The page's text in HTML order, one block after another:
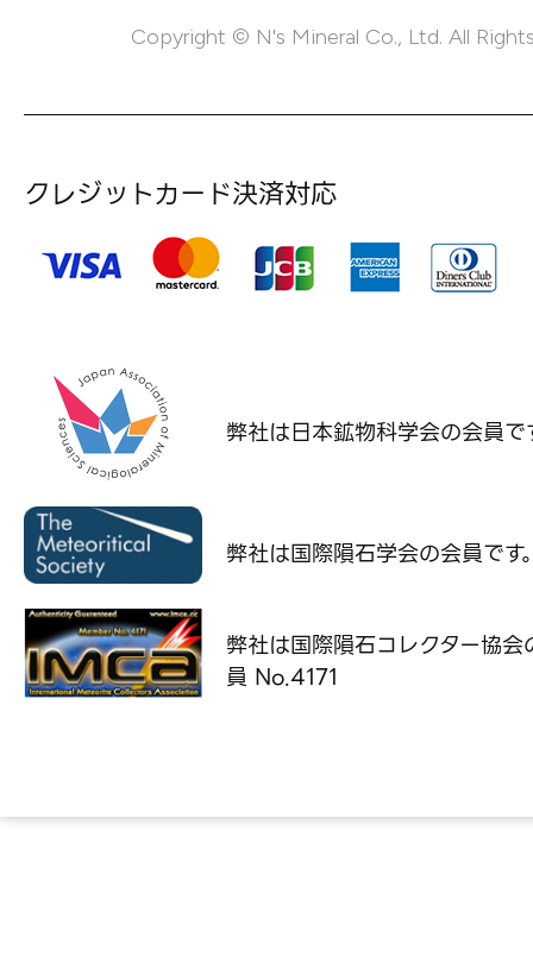
Copyright © N's Mineral Co., Ltd. All
クレジットカード決済対応
弊社は日本鉱物科学会の会員で
弊社は国際隕石学会の会員です
弊社は国際隕石コレクター協会
員 No.4171